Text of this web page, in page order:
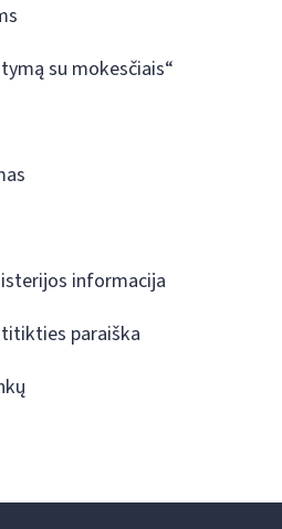
su mokesčiais“
informacija
paraiška